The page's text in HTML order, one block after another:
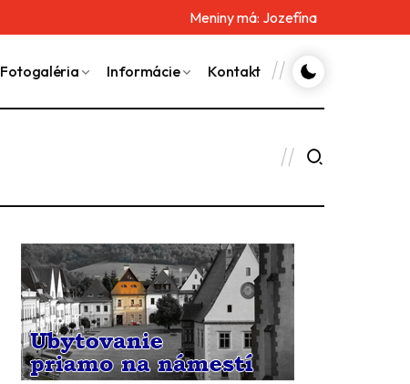
Meniny má: Jozefína
Fotogaléria Informácie Kontakt